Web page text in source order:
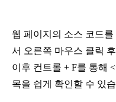
웹 페이지의 소스 코드
서 오른쪽 마우스 클릭
이후 컨트롤 + F를 통해
목을 쉽게 확인할 수 있